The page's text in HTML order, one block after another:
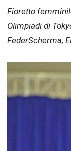
Fioretto
Olimpiadi di
FederScherma,